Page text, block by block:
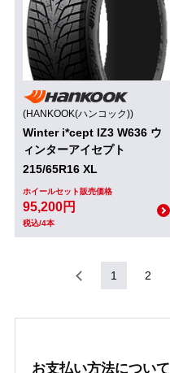
(HANKOOK(ハンコック))
Winter i*cept IZ3 W636 ウ
ィンターアイセプト
215/65R16 XL
ホイールセット販売価格
95,200円
税込/4本
1 2
お支払い方法について